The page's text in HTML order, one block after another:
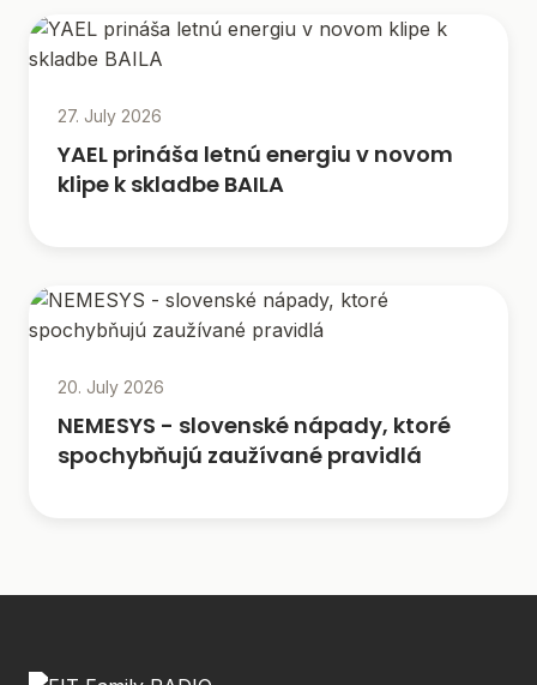
27. July 2026
YAEL prináša letnú energiu v novom
klipe k skladbe BAILA
20. July 2026
NEMESYS - slovenské nápady, ktoré
spochybňujú zaužívané pravidlá